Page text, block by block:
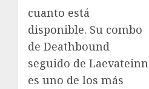
cuanto está
disponible. Su combo
de Deathbound
seguido de Laevateinn
es uno de los más